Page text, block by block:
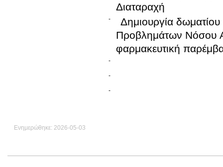
Διαταραχή
-
Δημιουργία
Προβλημάτων Νόσου
φαρμακευτική
-
-
-
Ενημερώθηκε: 2026-05-03